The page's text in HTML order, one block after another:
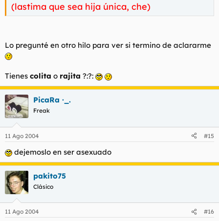
(lastima que sea hija única, che)
Lo pregunté en otro hilo para ver si termino de aclararme
Tienes colita o rajita ?:?:
PicaRa ·_.
Freak
11 Ago 2004 #15
dejemoslo en ser asexuado
pakito75
Clásico
11 Ago 2004 #16